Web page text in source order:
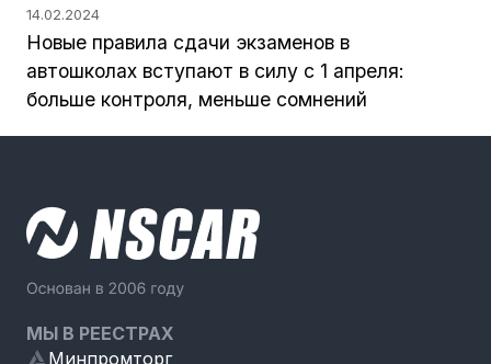
14.02.2024
Новые правила сдачи экзаменов в
автошколах вступают в силу с 1 апреля:
больше контроля, меньше сомнений
МЫ В РЕЕСТРАХ
Минпромторг